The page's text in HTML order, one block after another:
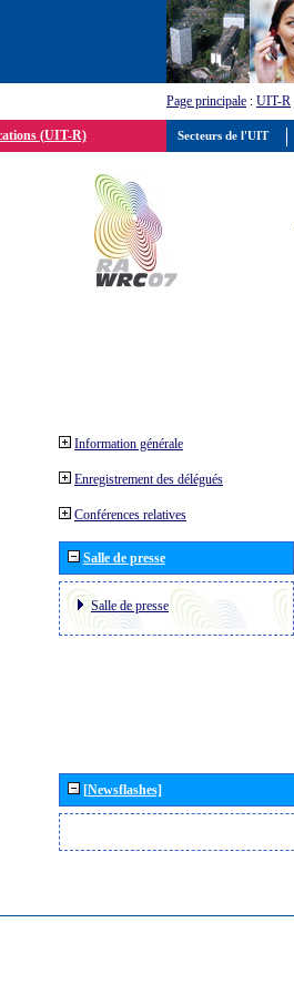
Page principale : UIT-R
(UIT-R)
Information générale
Enregistrement des délégués
Conférences relatives
Salle de presse
Salle de presse
[Newsflashes]
Secteurs de l'UIT